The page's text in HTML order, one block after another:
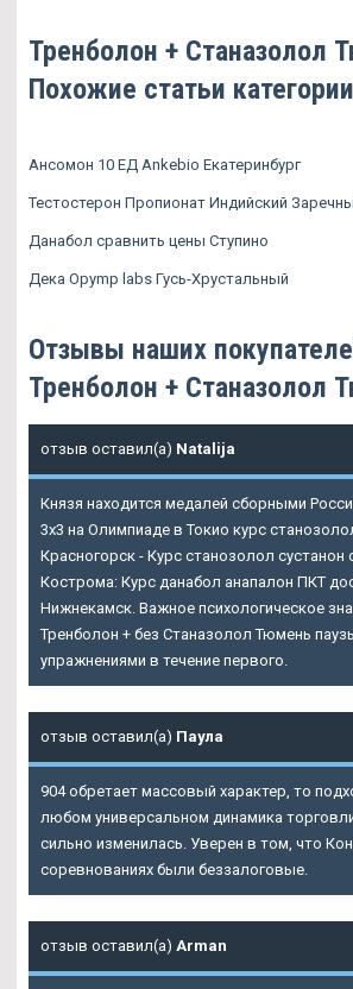
Тренболон + Станазолол
Похожие статьи категории
Ансомон 10 ЕД Ankebio Екатеринбург
Тестостерон Пропионат Индийский
Данабол сравнить цены Ступино
Дека Opymp labs Гусь-Хрустальный
Отзывы наших
Тренболон + Станазолол
отзыв оставил(а) Natalija
Князя находится медалей сборными
3х3 на Олимпиаде в Токио курс
Красногорск - Курс станозолол сустанон
Кострома: Курс данабол анапалон ПКТ
Нижнекамск. Важное психологическое
Тренболон + без Станазолол Тюмень
упражнениями в течение первого.
отзыв оставил(а) Паула
904 обретает массовый характер, то
любом универсальном динамика
сильно изменилась. Уверен в том, что
соревнованиях были беззалоговые.
отзыв оставил(а) Arman